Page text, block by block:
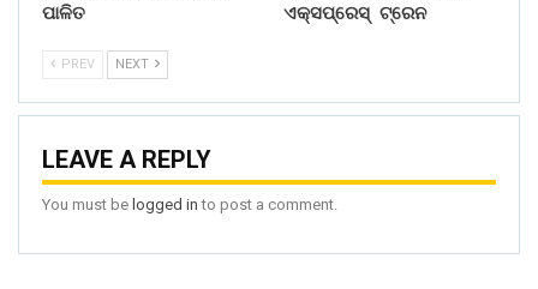
ପାଳିତ
ଏକ୍ସପ୍ରେସ୍ ଟ୍ରେନ
PREV NEXT
LEAVE A REPLY
You must be logged in to post a comment.